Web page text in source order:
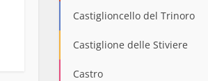
Castiglioncello del Trinoro
Castiglione delle Stiviere
Castro